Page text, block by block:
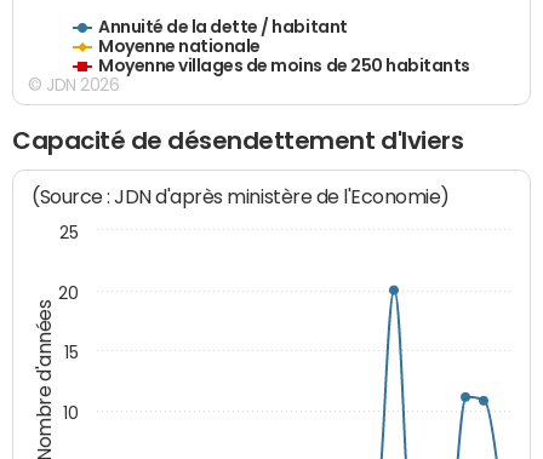
Annuité de la dette / habitant
Moyenne nationale
Moyenne villages de moins de 250 habitants
© JDN 2026
Capacité de désendettement d'Iviers
Nombre d'années
(Source : JDN d'après ministère de l'Economie)
10
15
20
25